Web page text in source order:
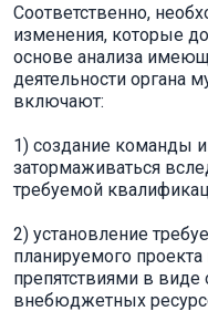
Соответственно,
изменения, которые
основе анализа
деятельности органа
включают:
1) создание команды
затормаживаться
требуемой
2) установление
планируемого
препятствиями в
внебюджетных